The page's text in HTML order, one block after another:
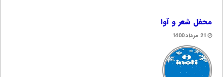
محفل شعر و آوا
21 مرداد 1400